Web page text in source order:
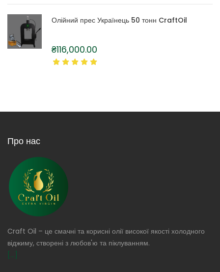
Олійний прес Українець 50 тонн CraftOil
₴116,000.00
Про нас
Craft Oil – це смачні та корисні олії високої якості холодного
віджиму, створені з любов'ю та піклуванням.
[...]